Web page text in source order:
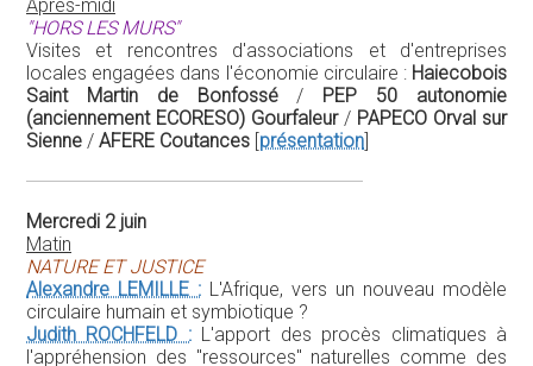
circulaire humain et symbiotique ?
Judith ROCHFELD :
l'appréhension des "ressources" naturelles comme des
"biens communs"
Après-midi
La responsabilité élargie du producteur face aux déchets
MICHEAUX, avecJean-Paul RAILLARD(Fédération Envie
VASSEUR(Co-fondatrice HOP)
ÉCONOMIE NUMÉRIQUE & APPROCHES
INTERNATIONALES
Quelle économie numérique pour l'économie circulaire ?
table ronde animée parAurélien ACQUIER , avecSylvain
BAUDOIN(The Shift Project) etMatthieu HUG (Tilkal)